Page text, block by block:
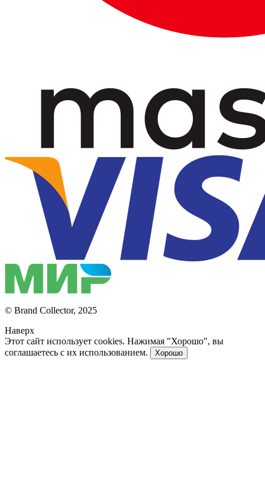
© Brand Collector, 2025
Наверх
Этот сайт использует cookies. Нажимая "Хорошо", вы
соглашаетесь с их использованием.
Хорошо